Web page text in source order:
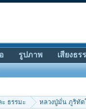
ธรรมะ หลวงปู่มั่น ภูริทัต
รูปภาพ เสียงธร